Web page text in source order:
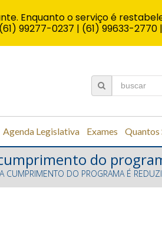
Agenda Legislativa Exames Quantos
do
CUMPRIMENTO DO PROGRAMA É
Enquanto o serviço é
99277-0237 | (61) 99633-2770